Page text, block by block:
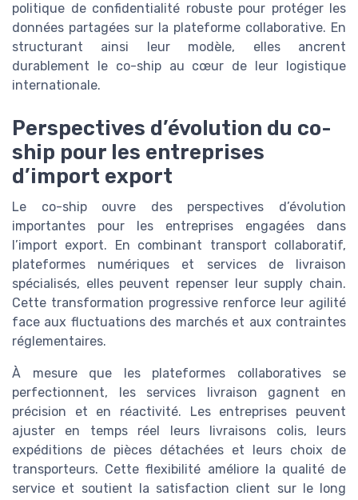
politique de confidentialité robuste pour protéger les
données partagées sur la plateforme collaborative. En
structurant ainsi leur modèle, elles ancrent
durablement le co-ship au cœur de leur logistique
internationale.
Perspectives d’évolution du co-
ship pour les entreprises
d’import export
Le co-ship ouvre des perspectives d’évolution
importantes pour les entreprises engagées dans
l’import export. En combinant transport collaboratif,
plateformes numériques et services de livraison
spécialisés, elles peuvent repenser leur supply chain.
Cette transformation progressive renforce leur agilité
face aux fluctuations des marchés et aux contraintes
réglementaires.
À mesure que les plateformes collaboratives se
perfectionnent, les services livraison gagnent en
précision et en réactivité. Les entreprises peuvent
ajuster en temps réel leurs livraisons colis, leurs
expéditions de pièces détachées et leurs choix de
transporteurs. Cette flexibilité améliore la qualité de
service et soutient la satisfaction client sur le long